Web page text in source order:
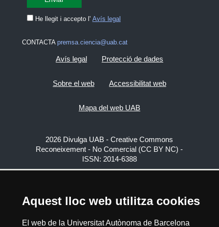
Aquest lloc web utilitza cookies
El web de la Universitat Autònoma de Barcelona
He llegit i accepto l' Avís legal
CONTACTA premsa.ciencia@uab.cat
Avís legal Protecció de dades
Sobre el web Accessibilitat web
Mapa del web UAB
2026 Divulga UAB - Creative Commons
Reconeixement - No Comercial (CC BY NC) -
ISSN: 2014-6388